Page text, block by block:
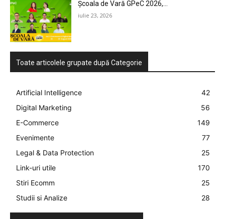
Școala de Vară GPeC 2026,...
iulie 23, 2026
Toate articolele grupate după Categorie
Artificial Intelligence
42
Digital Marketing
56
E-Commerce
149
Evenimente
77
Legal & Data Protection
25
Link-uri utile
170
Stiri Ecomm
25
Studii si Analize
28